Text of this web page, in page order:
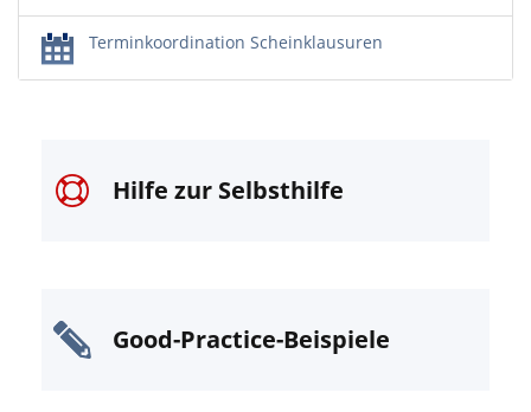
Terminkoordination Scheinklausuren
Hilfe zur Selbsthilfe
Good-Practice-Beispiele